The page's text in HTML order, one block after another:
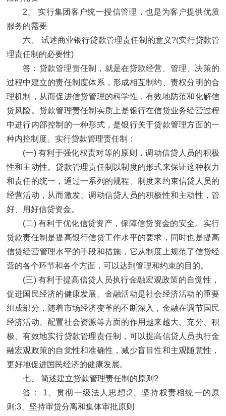
2、 实行集团客户统一授信管理，也是为客户提供优质
服务的需要
六、 试述商业银行贷款管理责任制的意义?(实行贷款管
理责任制的必要性)
答：贷款管理责任制，就是在贷款经营、管理、决策的
过程中建立的责任制度体系，形成相互制约、责权分明的合
理机制，从而促进信贷管理的科学性，有效地防范和化解信
贷风险。贷款管理责任制实质上是银行在信贷业务经营过程
中进行内部控制的一种形式，是银行关于贷款管理方面的一
种内控制度。实行贷款管理责任制：
(一) 有利于强化权责对等的原则，调动信贷人员的积极
性和主动性。贷款管理责任制以制度的形式来保证这种权力
和责任的统一，通过一系列的规程、制度来约束信贷人员的
经营活动，从而激发、调动信贷人员的积极性和主动性，管
好、用好信贷资金。
(二) 有利于优化信贷资产，保障信贷资金的安全。实行
贷款责任制是提高银行信贷工作水平的要求，同时也是提高
信贷经营管理水平的手段和措施，它从制度上规范了信贷经
营的各个环节和各个方面，可以达到管理和约束的目的。
(三) 有利于提高信贷人员执行金融宏观政策的自觉性，
促进国民经济的健康发展。金融活动是社会经济活动的重要
组成部分，随着市场经济变革的不断深入，金融在调节国民
经济活动、配置社会资源等方面的作用越来越大。充分、积
极、有效地实行贷款管理责任制，可以提高信贷人员执行金
融宏观政策的自觉性和准确性，减少盲目性和主观随意性，
更好地促进国民经济的健康发展。
七、 简述建立贷款管理责任制的原则?
答： 1、贯彻一级法人思想;2、坚持权责相统一的原
则;3、坚持审贷分离和集体审批原则